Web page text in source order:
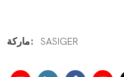
ماركة: SASIGER